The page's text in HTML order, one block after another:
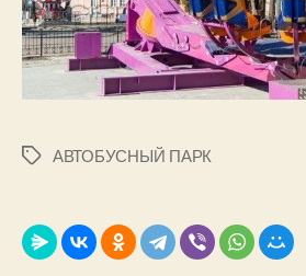
МеткиАВТОБУСНЫЙ ПАРК